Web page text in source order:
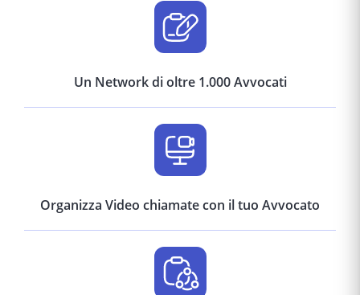
Un Network di oltre 1.000 Avvocati
Organizza Video chiamate con il tuo Avvocato